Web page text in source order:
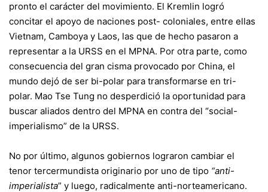
pronto el carácter del movimiento. El Kremlin logró
concitar el apoyo de naciones post- coloniales, entre ellas
Vietnam, Camboya y Laos, las que de hecho pasaron a
representar a la URSS en el MPNA. Por otra parte, como
consecuencia del gran cisma provocado por China, el
mundo dejó de ser bi-polar para transformarse en tri-
polar. Mao Tse Tung no desperdició la oportunidad para
buscar aliados dentro del MPNA en contra del “social-
imperialismo” de la URSS.
No por último, algunos gobiernos lograron cambiar el
tenor tercermundista originario por uno de tipo “anti-
imperialista” y luego, radicalmente anti-norteamericano.